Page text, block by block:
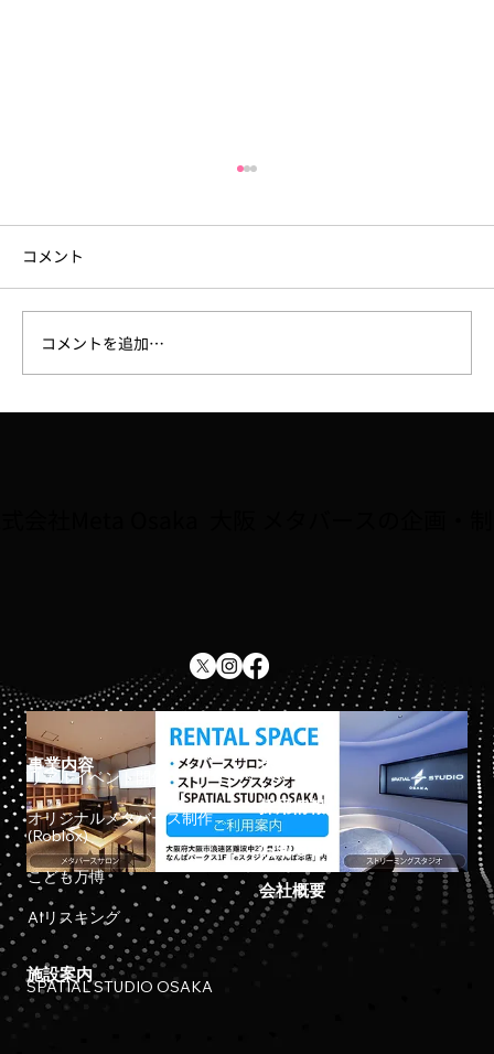
コメント
コメントを追加…
事業内容
リアルイベント開催
オリジナルメタバース制作
(Roblox)
こども万博
AIリスキング
施設案内
SPATIAL STUDIO OSAKA
ホーム
採用情報
お知らせ
会社概要